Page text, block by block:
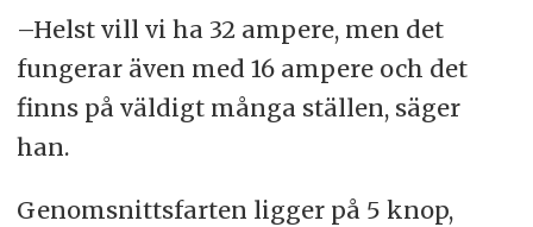
–Helst vill vi ha 32 ampere, men det
fungerar även med 16 ampere och det
finns på väldigt många ställen, säger
han.
Genomsnittsfarten ligger på 5 knop,